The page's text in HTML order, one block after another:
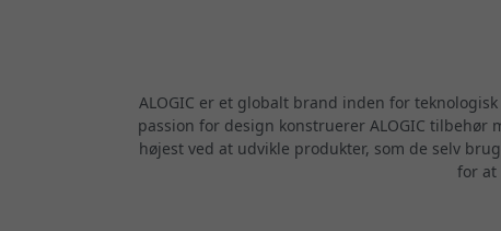
ALOGIC er et globalt brand inden for
passion for design konstruerer ALOGIC
højest ved at udvikle produkter, som de selv
for at